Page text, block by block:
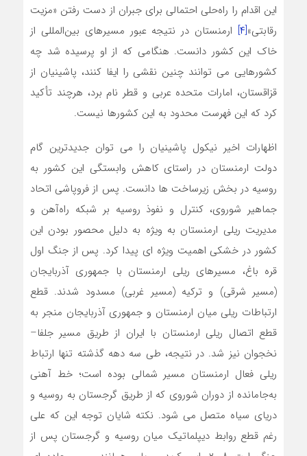
این اقدام را راه‌حلی احتمالی برای جبران از دست رفتن «مزیت
رقابتی»[۴]
ارمنستان در نتیجه عبور مسیرهای بین‌المللی از
خاک این کشور دانست. هنگامی که از او پرسیده شد چه
کشورهایی می‌ توانند چنین نقشی را ایفا کنند، پاشینیان از
قزاقستان، امارات متحده عربی و قطر نام برد، هرچند تأکید
کرد که این فهرست محدود به این کشورها نیست.
اظهارات اخیر نیکول پاشینیان را می ‌توان جدیدترین گام
دولت ارمنستان در راستای کاهش وابستگی این کشور به
روسیه در بخش زیرساخت ‌ها دانست. پس از فروپاشی اتحاد
جماهیر شوروی، کنترل و نفوذ روسیه بر شبکه راه‌آهن و
مدیریت ریلی ارمنستان به ‌ویژه به دلیل محصور بودن این
کشور در خشکی اهمیت ویژه ‌ای پیدا کرد. پس از جنگ اول
قره ‌باغ، مسیرهای ریلی ارمنستان با جمهوری آذربایجان
(مسیر شرقی) و ترکیه (مسیر غربی) مسدود شدند. قطع
ارتباطات ریلی میان ارمنستان و جمهوری آذربایجان منجر به
قطع اتصال ریلی ارمنستان با ایران از طریق مسیر جلفا–
نخجوان نیز شد. در نتیجه، طی سه دهه گذشته تنها ارتباط
ریلی فعال ارمنستان مسیر شمالی بوده است؛ خط آهنی
به‌جامانده از دوران شوروی که از طریق گرجستان به روسیه و
دریای سیاه متصل می ‌شود. نکته شایان توجه این که علی
‌رغم قطع روابط دیپلماتیک میان روسیه و گرجستان پس از